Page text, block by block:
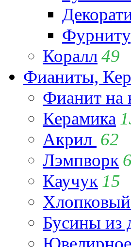
Коралл49
Фианиты,
Фианит на
Керамика
Акрил 62
Лэмпворк
Каучук 15
Бусины из